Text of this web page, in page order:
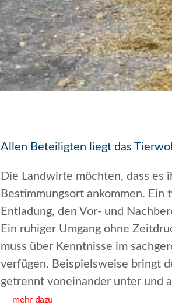
Allen Beteiligten liegt das
Die Landwirte möchten, dass es
Bestimmungsort ankommen.
Entladung, den Vor- und
Ein ruhiger Umgang ohne
muss über Kenntnisse im
verfügen. Beispielsweise bringt
getrennt voneinander unter und
mehr dazu